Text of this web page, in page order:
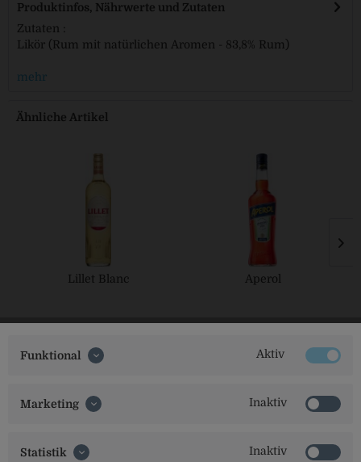
Produktinfos, Nährwerte und Zutaten
Zutaten :
Likör (Rum mit natürlichen Aromen - 83,8% Rum)
mehr
Ähnliche Artikel
Lillet Blanc Aperol
Social Media
Funktional Aktiv
Marketing Inaktiv
Statistik Inaktiv